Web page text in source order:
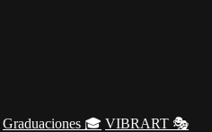
Graduaciones 🎓 VIBRART 🎭